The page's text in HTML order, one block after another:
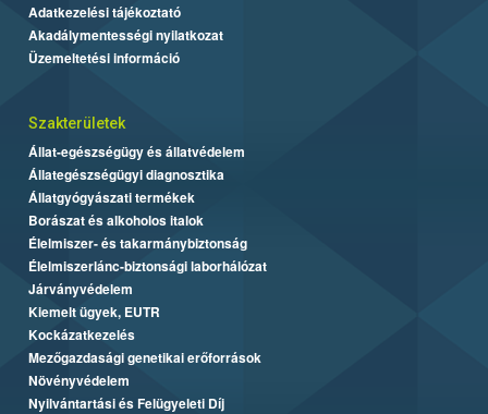
Adatkezelési tájékoztató
Akadálymentességi nyilatkozat
Üzemeltetési információ
Szakterületek
Állat-egészségügy és állatvédelem
Állategészségügyi diagnosztika
Állatgyógyászati termékek
Borászat és alkoholos italok
Élelmiszer- és takarmánybiztonság
Élelmiszerlánc-biztonsági laborhálózat
Járványvédelem
Kiemelt ügyek, EUTR
Kockázatkezelés
Mezőgazdasági genetikai erőforrások
Növényvédelem
Nyilvántartási és Felügyeleti Díj